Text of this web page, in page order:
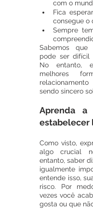
com o
Fica
consegue o
Sempre
Sabemos que
pode ser difícil
No entanto,
melhores
sendo sincero
Aprenda a
estabelecer
Como visto,
algo crucial
entanto, saber
igualmente
entende isso,
risco. Por
vezes você
gosta ou que